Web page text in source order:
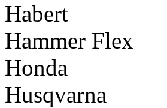
Habert
Hammer Flex
Honda
Husqvarna